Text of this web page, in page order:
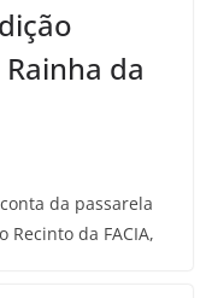
da
da passarela
da FACIA,